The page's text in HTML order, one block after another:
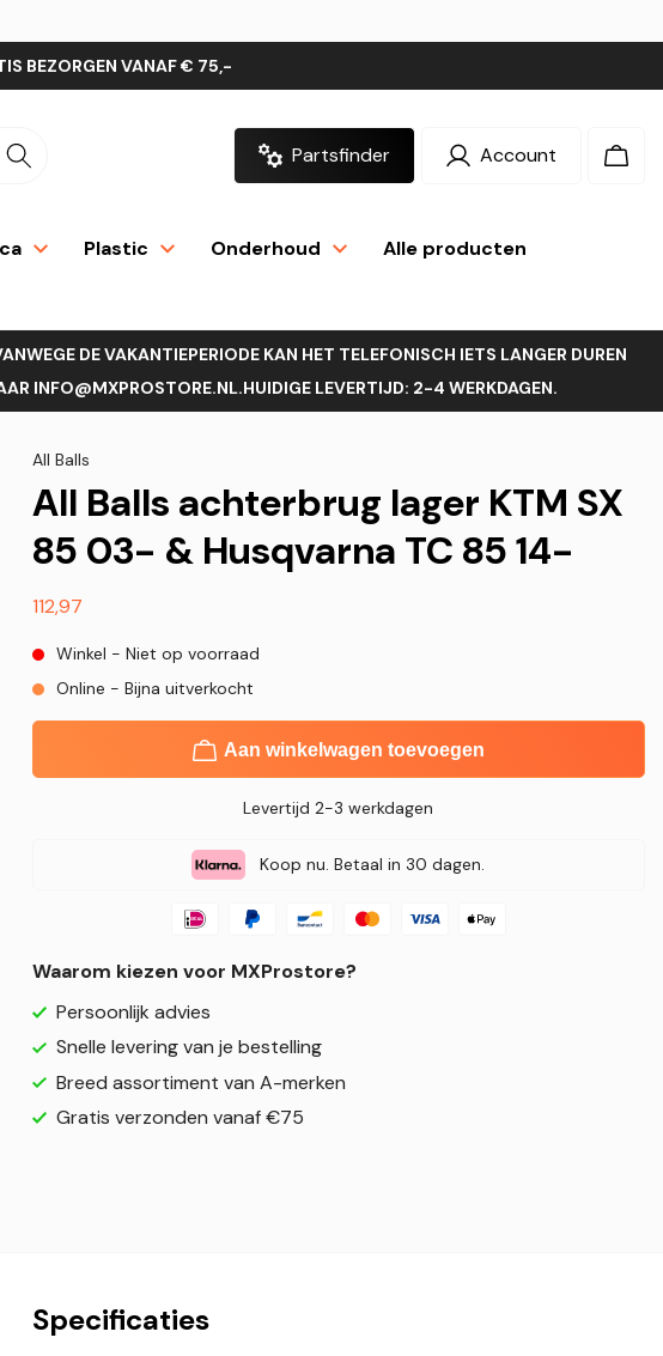
BEZORGEN VANAF € 75,-
Partsfinder Account
Inloggen
Plastic Onderhoud Alle producten
DE VAKANTIEPERIODE KAN HET TELEFONISCH IETS LANGER DUREN
INFO@MXPROSTORE.NL.HUIDIGE LEVERTIJD: 2-4 WERKDAGEN.
All Balls
All Balls achterbrug lager KTM SX
85 03- & Husqvarna TC 85 14-
Normale
112,97
Winkel - Niet op voorraad
Online - Bijna uitverkocht
Aan winkelwagen toevoegen
Levertijd 2-3 werkdagen
Koop nu. Betaal in 30 dagen.
Waarom kiezen voor MXProstore?
Persoonlijk advies
Snelle levering van je bestelling
Breed assortiment van A-merken
Gratis verzonden vanaf €75
Specificaties